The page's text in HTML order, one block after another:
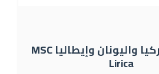
رحلة كروز تركيا واليونان وإيطاليا MSC
Lirica